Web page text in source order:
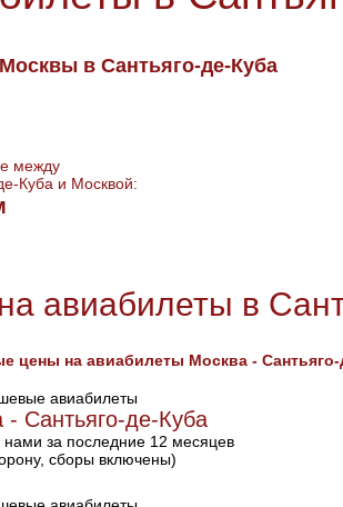
в Сантьяго-де-Куба
между
Куба и Москвой:
авиабилеты в
цены на авиабилеты Москва - Сантьяго-
авиабилеты
- Сантьяго-де-Куба
за последние 12 месяцев
сборы включены)